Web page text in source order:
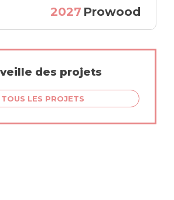
2027 Prowood
veille des projets
TOUS LES PROJETS